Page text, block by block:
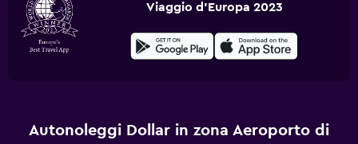
Viaggio d'Europa 2023
Autonoleggi Dollar in zona Aeroporto di